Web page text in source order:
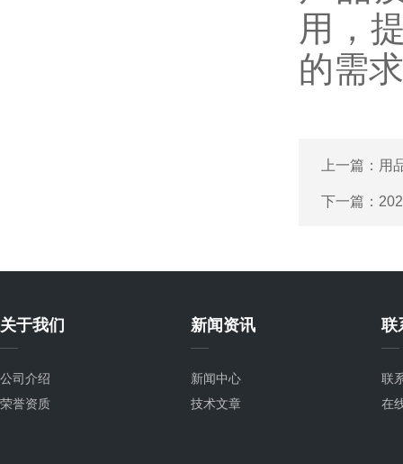
用，
的需
上一篇： 用
下一篇：
关于我们
公司介绍
荣誉资质
新闻资讯
新闻中心
技术文章
联
联
在